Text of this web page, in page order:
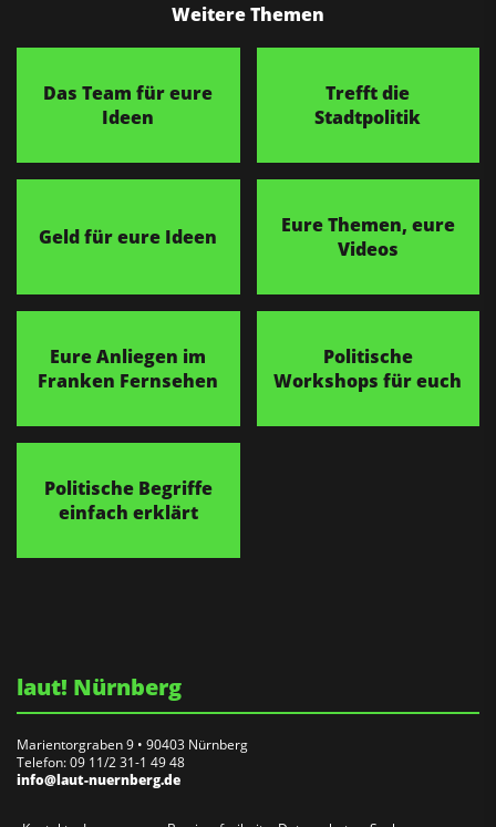
Weitere Themen
Das Team für eure
Ideen
Trefft die
Stadtpolitik
Geld für eure Ideen
Eure Themen, eure
Videos
Eure Anliegen im
Franken Fernsehen
Politische
Workshops für euch
Politische Begriffe
einfach erklärt
laut! Nürnberg
Marientorgraben 9 • 90403 Nürnberg
Telefon: 09 11/2 31-1 49 48
info@laut-nuernberg.de